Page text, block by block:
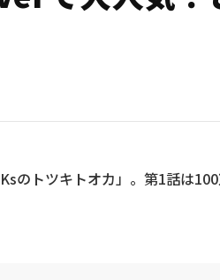
のトツキトオカ」。第1話は